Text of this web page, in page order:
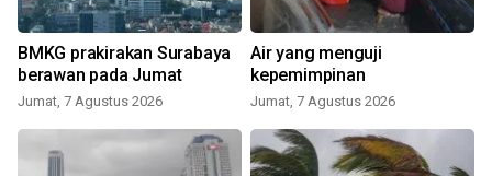
BMKG prakirakan Surabaya
berawan pada Jumat
Jumat, 7 Agustus 2026
Air yang menguji
kepemimpinan
Jumat, 7 Agustus 2026